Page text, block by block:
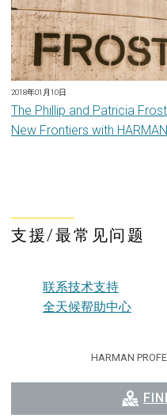
2018年01月10日
The Phillip and Patricia
New Frontiers with
支援/最常见问题
联系技术支持
全天候帮助中心
HARMAN